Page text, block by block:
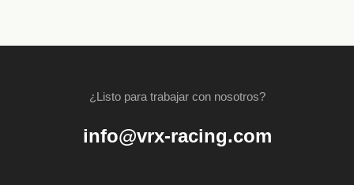
¿Listo para trabajar con nosotros?
info@vrx-racing.com